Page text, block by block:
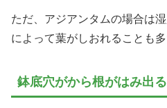
ただ、アジアンタムの場合は
によって葉がしおれることも多
鉢底穴がから根がはみ出る